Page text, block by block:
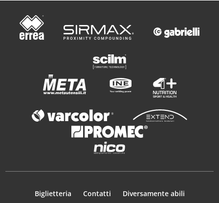
Biglietteria Contatti
Diversamente abili